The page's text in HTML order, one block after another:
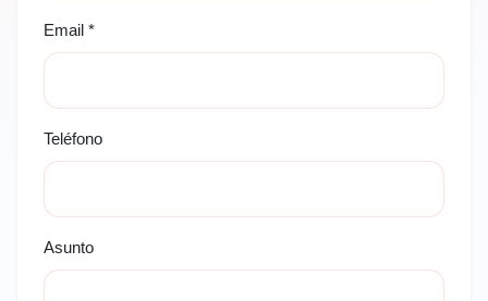
Email *
Teléfono
Asunto